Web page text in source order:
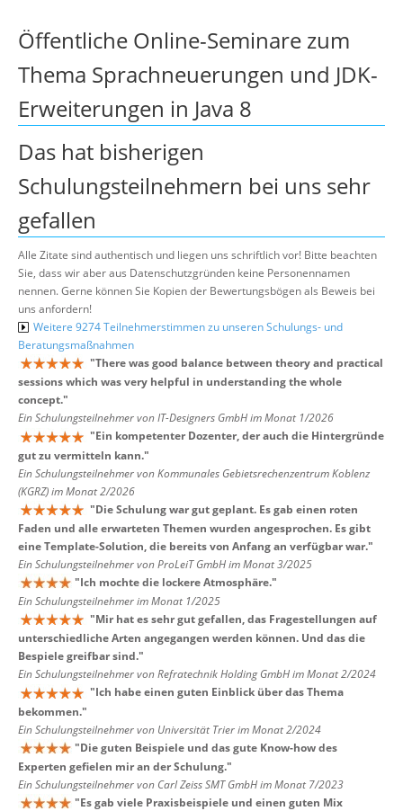
Öffentliche Online-Seminare zum
Thema Sprachneuerungen und JDK-
Erweiterungen in Java 8
Das hat bisherigen
Schulungsteilnehmern bei uns sehr
gefallen
Alle Zitate sind authentisch und liegen uns schriftlich vor! Bitte beachten
Sie, dass wir aber aus Datenschutzgründen keine Personennamen
nennen. Gerne können Sie Kopien der Bewertungsbögen als Beweis bei
uns anfordern!
Weitere 9274 Teilnehmerstimmen zu unseren Schulungs- und
Beratungsmaßnahmen
"There was good balance between theory and practical
sessions which was very helpful in understanding the whole
concept."
Ein Schulungsteilnehmer von IT-Designers GmbH im Monat 1/2026
"Ein kompetenter Dozenter, der auch die Hintergründe
gut zu vermitteln kann."
Ein Schulungsteilnehmer von Kommunales Gebietsrechenzentrum Koblenz
(KGRZ) im Monat 2/2026
"Die Schulung war gut geplant. Es gab einen roten
Faden und alle erwarteten Themen wurden angesprochen. Es gibt
eine Template-Solution, die bereits von Anfang an verfügbar war."
Ein Schulungsteilnehmer von ProLeiT GmbH im Monat 3/2025
"Ich mochte die lockere Atmosphäre."
Ein Schulungsteilnehmer im Monat 1/2025
"Mir hat es sehr gut gefallen, das Fragestellungen auf
unterschiedliche Arten angegangen werden können. Und das die
Bespiele greifbar sind."
Ein Schulungsteilnehmer von Refratechnik Holding GmbH im Monat 2/2024
"Ich habe einen guten Einblick über das Thema
bekommen."
Ein Schulungsteilnehmer von Universität Trier im Monat 2/2024
"Die guten Beispiele und das gute Know-how des
Experten gefielen mir an der Schulung."
Ein Schulungsteilnehmer von Carl Zeiss SMT GmbH im Monat 7/2023
"Es gab viele Praxisbeispiele und einen guten Mix